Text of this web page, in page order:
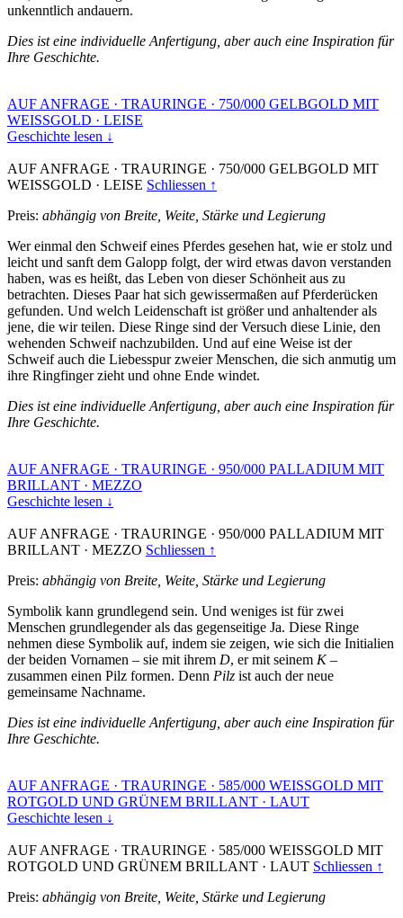
unkenntlich andauern.
Dies ist eine individuelle Anfertigung, aber auch eine Inspiration für
Ihre Geschichte.
AUF ANFRAGE · TRAURINGE · 750/000 GELBGOLD MIT
WEISSGOLD · LEISE
Geschichte lesen ↓
AUF ANFRAGE · TRAURINGE · 750/000 GELBGOLD MIT
WEISSGOLD · LEISE Schliessen ↑
Preis: abhängig von Breite, Weite, Stärke und Legierung
Wer einmal den Schweif eines Pferdes gesehen hat, wie er stolz und
leicht und sanft dem Galopp folgt, der wird etwas davon verstanden
haben, was es heißt, das Leben von dieser Schönheit aus zu
betrachten. Dieses Paar hat sich gewissermaßen auf Pferderücken
gefunden. Und welch Leidenschaft ist größer und anhaltender als
jene, die wir teilen. Diese Ringe sind der Versuch diese Linie, den
wehenden Schweif nachzubilden. Und auf eine Weise ist der
Schweif auch die Liebesspur zweier Menschen, die sich anmutig um
ihre Ringfinger zieht und ohne Ende windet.
Dies ist eine individuelle Anfertigung, aber auch eine Inspiration für
Ihre Geschichte.
AUF ANFRAGE · TRAURINGE · 950/000 PALLADIUM MIT
BRILLANT · MEZZO
Geschichte lesen ↓
AUF ANFRAGE · TRAURINGE · 950/000 PALLADIUM MIT
BRILLANT · MEZZO Schliessen ↑
Preis: abhängig von Breite, Weite, Stärke und Legierung
Symbolik kann grundlegend sein. Und weniges ist für zwei
Menschen grundlegender als das gegenseitige Ja. Diese Ringe
nehmen diese Symbolik auf, indem sie zeigen, wie sich die Initialien
der beiden Vornamen – sie mit ihrem D, er mit seinem K–
zusammen einen Pilz formen. Denn Pilz ist auch der neue
gemeinsame Nachname.
Dies ist eine individuelle Anfertigung, aber auch eine Inspiration für
Ihre Geschichte.
AUF ANFRAGE · TRAURINGE · 585/000 WEISSGOLD MIT
ROTGOLD UND GRÜNEM BRILLANT · LAUT
Geschichte lesen ↓
AUF ANFRAGE · TRAURINGE · 585/000 WEISSGOLD MIT
ROTGOLD UND GRÜNEM BRILLANT · LAUT Schliessen ↑
Preis: abhängig von Breite, Weite, Stärke und Legierung